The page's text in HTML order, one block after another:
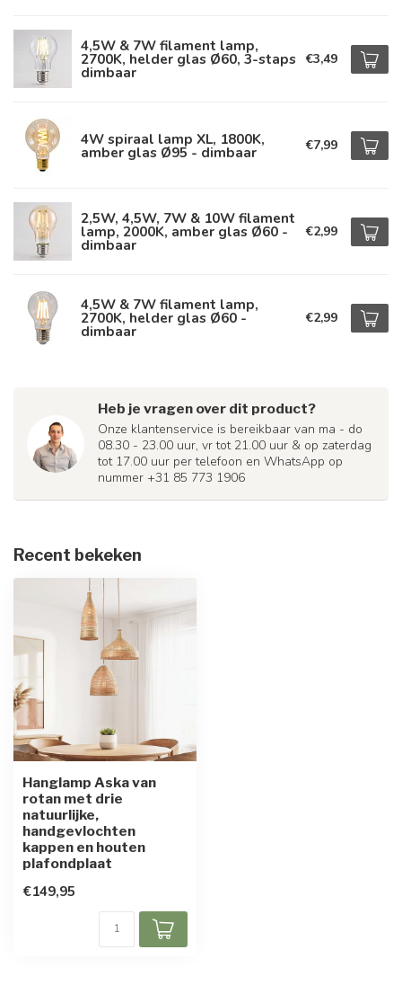
4,5W & 7W filament lamp,
2700K, helder glas Ø60, 3-staps
dimbaar
€3,49
4W spiraal lamp XL, 1800K,
amber glas Ø95 - dimbaar €7,99
2,5W, 4,5W, 7W & 10W filament
lamp, 2000K, amber glas Ø60 -
dimbaar
€2,99
4,5W & 7W filament lamp,
2700K, helder glas Ø60 -
dimbaar
€2,99
Heb je vragen over dit product?
Onze klantenservice is bereikbaar van ma - do
08.30 - 23.00 uur, vr tot 21.00 uur & op zaterdag
tot 17.00 uur per telefoon en WhatsApp op
nummer +31 85 773 1906
Recent bekeken
Hanglamp Aska van
rotan met drie
natuurlijke,
handgevlochten
kappen en houten
plafondplaat
€149,95